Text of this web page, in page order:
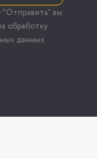
вы
обработку
данных